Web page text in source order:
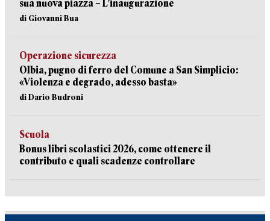
sua nuova piazza – L’inaugurazione
di Giovanni Bua
Operazione sicurezza
Olbia, pugno di ferro del Comune a San Simplicio:
«Violenza e degrado, adesso basta»
di Dario Budroni
Scuola
Bonus libri scolastici 2026, come ottenere il
contributo e quali scadenze controllare